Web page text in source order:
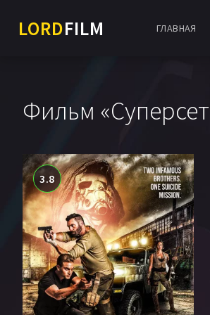
LORDFILM ГЛАВНАЯ
Фильм
3.8